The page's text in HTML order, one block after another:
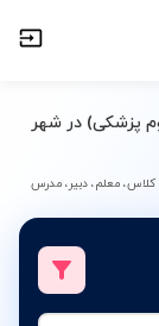
پزشکی) در شهر
معلم، دبیر، مدرس